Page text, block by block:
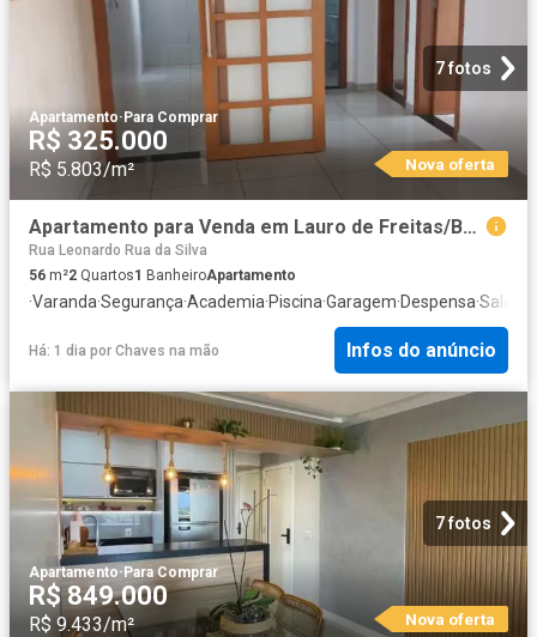
7 fotos
Apartamento· Para Comprar
R$ 325.000
R$ 5.803/m² Nova oferta
Apartamento para Venda em Lauro de Freitas/BA Centro 2 Quartos
Rua Leonardo Rua da Silva
56 m²2 Quartos1 BanheiroApartamento
·Varanda·Segurança·Academia·Piscina·Garagem·Despensa·Sala
Há: 1 dia por Chaves na mão Infos do anúncio
7 fotos
Apartamento·Para Comprar
R$ 849.000
R$ 9.433/m² Nova oferta